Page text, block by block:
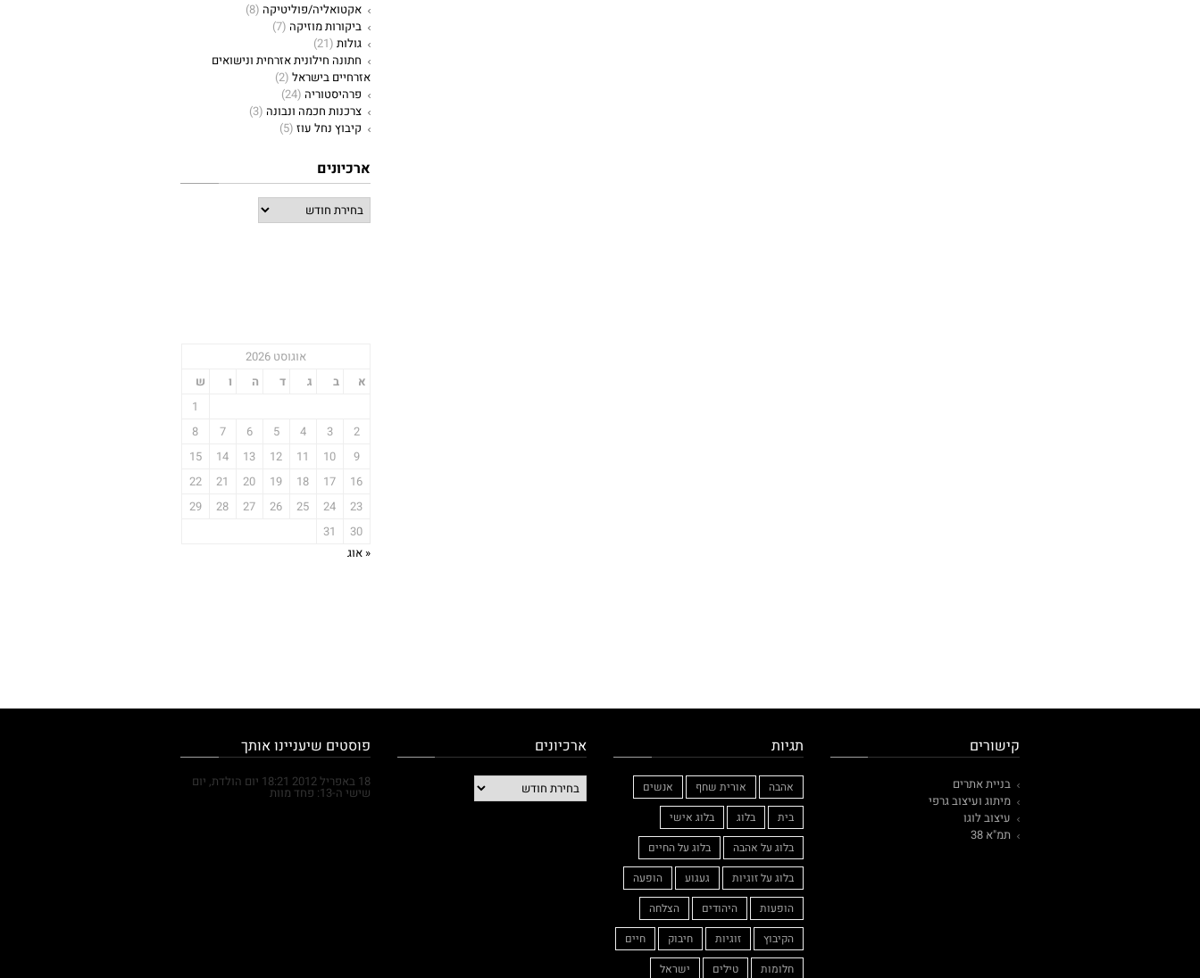
אקטואליה/פוליטיקה (8)
ביקורות מוזיקה (7)
גולות (21)
חתונה חילונית אזרחית ונישואים
אזרחיים בישראל (2)
פרהיסטוריה (24)
צרכנות חכמה ונבונה (3)
קיבוץ נחל עוז (5)
ארכיונים
אוגוסט 2026
א
ב ג ד ה ו
ש
1
2
3
4
5
6
7
8
9
10
11
12
13
14
15
16
17
18
19
20
21
22
23
24
25
26
27
28
29
30
31
« אוג
קישורים
בניית אתרים
מיתוג ועיצוב גרפי
עיצוב לוגו
תמ"א 38
תגיות
אהבה אורית שחף
אנשים
בית
בלוג
בלוג אישי
בלוג על אהבה
בלוג על החיים
בלוג על זוגיות
געגוע
הופעה
הופעות
היהודים
הצלחה
הקיבוץ
זוגיות חיבוק
חיים
חלומות
טילים ישראל
ארכיונים פוסטים שיעניינו אותך
29 בספטמבר 2015 10:29חצי מהחיים
– להקת היהודים חוגגת 20 שנות פעילות